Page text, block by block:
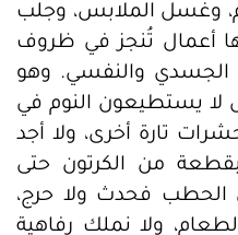
وغسل الملابس، وجلب
أعمال تُنجز في ظروف
الجسدي والنفسي. وهو
لا يستطيعون النوم في
تارة أخرى، ولا أجد
من الكرتون حتى
الحطب فحدث ولا حرج،
ولا نملك رفاهية